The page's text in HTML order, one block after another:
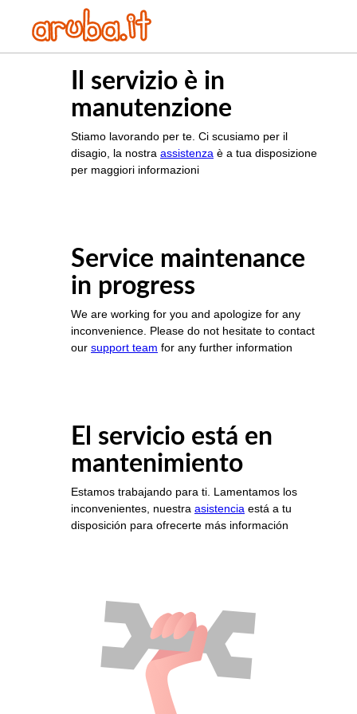
Il servizio è in
manutenzione
Stiamo lavorando per te. Ci scusiamo per il
disagio, la nostra assistenza è a tua disposizione
per maggiori informazioni
Service maintenance
in progress
We are working for you and apologize for any
inconvenience. Please do not hesitate to contact
our support team for any further information
El servicio está en
mantenimiento
Estamos trabajando para ti. Lamentamos los
inconvenientes, nuestra asistencia está a tu
disposición para ofrecerte más información